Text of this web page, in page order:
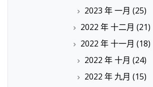
2023 年 一月 (25)
2022 年 十二月 (21)
2022 年 十一月 (18)
2022 年 十月 (24)
2022 年 九月 (15)